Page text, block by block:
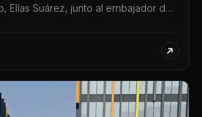
Elías Suárez, junto al embajador de
el marco de una agenda orientada a